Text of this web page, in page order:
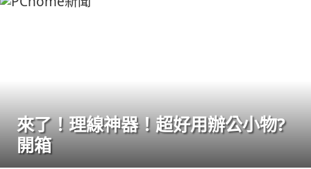
來了！理線神器！超好用辦公小物?
開箱